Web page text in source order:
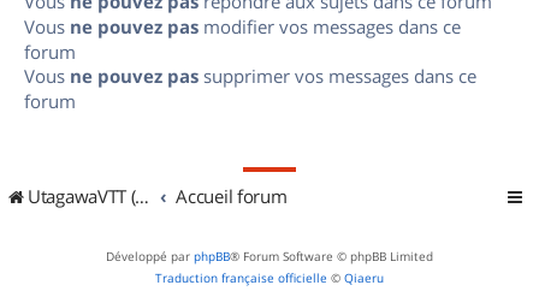
Vous ne pouvez pas modifier vos messages dans ce
forum
Vous ne pouvez pas supprimer vos messages dans ce
forum
UtagawaVTT (Randos VTT et VTTAE avec traces GPS) Accueil forum
Développé par phpBB® Forum Software © phpBB Limited
Traduction française officielle © Qiaeru